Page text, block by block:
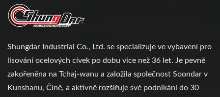
Shungdar Industrial Co., Ltd. se specializuje ve vybavení pro
lisování ocelových cívek po dobu více než 36 let. Je pevně
zakořeněna na Tchaj-wanu a založila společnost Soondar v
Kunshanu, Číně, a aktivně rozšiřuje své podnikání do 30